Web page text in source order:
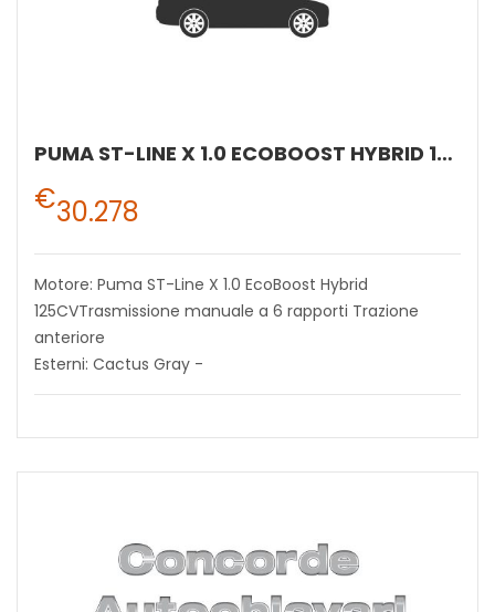
PUMA ST-LINE X 1.0 ECOBOOST HYBRID 125CVTRASMISSIONE MANUALE A 6 RAPPORTI TRAZIONE ANTERIORE
€30.278
Motore: Puma ST-Line X 1.0 EcoBoost Hybrid
125CVTrasmissione manuale a 6 rapporti Trazione
anteriore
Esterni: Cactus Gray -